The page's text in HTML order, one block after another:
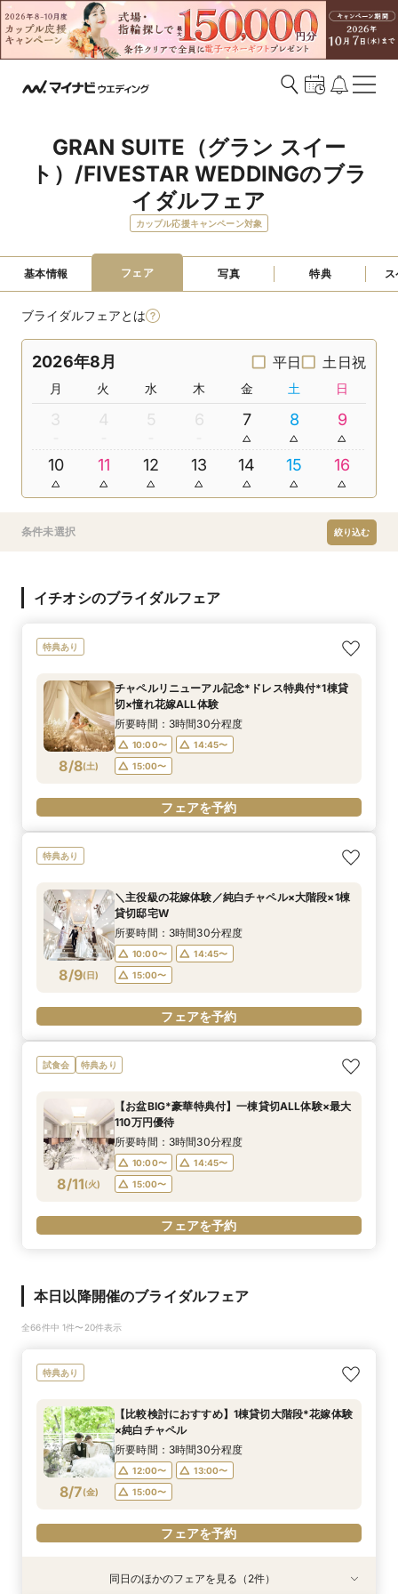
GRAN SUITE（グラン スイー
ト）/FIVESTAR WEDDINGのブラ
イダルフェア
カップル応援キャンペーン対象
基本情報 フェア 写真 特典
ブライダルフェアとは
2026年8月 平日 土日祝
月 火 水 木 金 土 日
3 4 5 6 7 8 9
10 11 12 13 14 15 16
条件未選択 絞り込む
イチオシのブライダルフェア
特典あり
8/8(土)
チャペルリニューアル記念*ドレス特典付*1棟貸
切×憧れ花嫁ALL体験
所要時間：3時間30分程度
10:00〜
14:45〜
15:00〜
フェアを予約
特典あり
8/9(日)
＼主役級の花嫁体験／純白チャペル×大階段×1棟
貸切邸宅W
所要時間：3時間30分程度
10:00〜
14:45〜
15:00〜
フェアを予約
試食会 特典あり
8/11(火)
【お盆BIG*豪華特典付】一棟貸切ALL体験×最大
110万円優待
所要時間：3時間30分程度
10:00〜
14:45〜
15:00〜
フェアを予約
本日以降開催のブライダルフェア
全66件中 1件〜20件表示
特典あり
8/7(金)
【比較検討におすすめ】1棟貸切大階段*花嫁体験
×純白チャペル
所要時間：3時間30分程度
12:00〜
13:00〜
15:00〜
フェアを予約
特典あり
特典あり同日のほかのフェアを見る（2件）